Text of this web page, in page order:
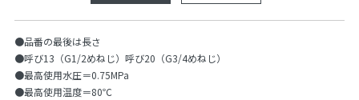
●品番の最後は長さ
●呼び13（G1/2めねじ）呼び20（G3/4めねじ）
●最高使用水圧＝0.75MPa
●最高使用温度＝80℃